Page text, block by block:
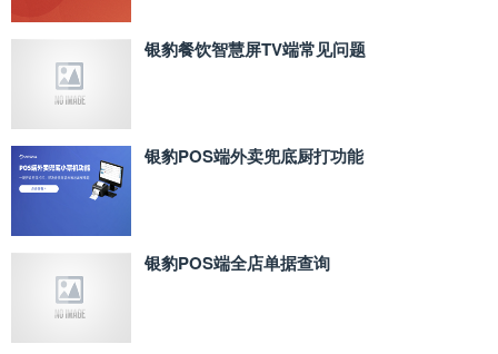
银豹餐饮智慧屏TV端常见问题
银豹POS端外卖兜底厨打功能
银豹POS端全店单据查询